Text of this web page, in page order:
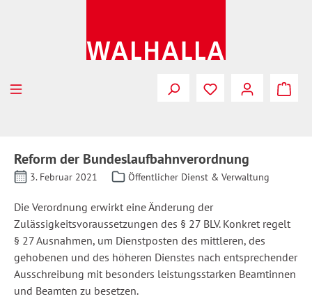
Reform der Bundeslaufbahnverordnung
3. Februar 2021 Öffentlicher Dienst & Verwaltung
Die Verordnung erwirkt eine Änderung der
Zulässigkeitsvoraussetzungen des § 27 BLV. Konkret regelt
§ 27 Ausnahmen, um Dienstposten des mittleren, des
gehobenen und des höheren Dienstes nach entsprechender
Ausschreibung mit besonders leistungsstarken Beamtinnen
und Beamten zu besetzen.